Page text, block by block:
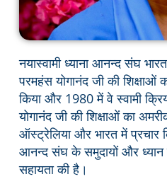
नयास्वामी ध्याना आनन्द संघ
परमहंस योगानंद जी की
किया और 1980 में वे स्वामी
योगानंद जी की शिक्षाओं का
ऑस्ट्रेलिया और भारत में प्रचार
आनन्द संघ के समुदायों और ध्यान
सहायता की है।